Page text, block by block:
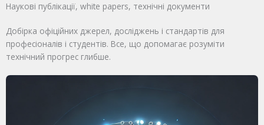
Наукові публікації, white papers, технічні документи​
Добірка офіційних джерел, досліджень і стандартів для
професіоналів і студентів. Все, що допомагає розуміти
технічний прогрес глибше.